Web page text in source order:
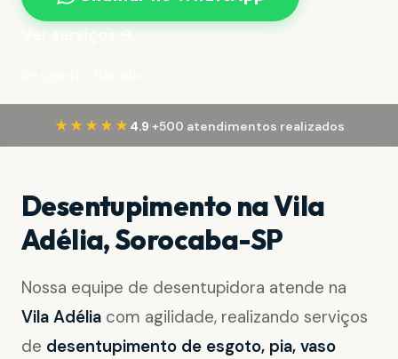
Ver serviços →
★★★★★ 4.9·+500 atendimentos realizados
Desentupimento na Vila
Adélia, Sorocaba-SP
Nossa equipe de desentupidora atende na
Vila Adélia com agilidade, realizando serviços
de desentupimento de esgoto, pia, vaso